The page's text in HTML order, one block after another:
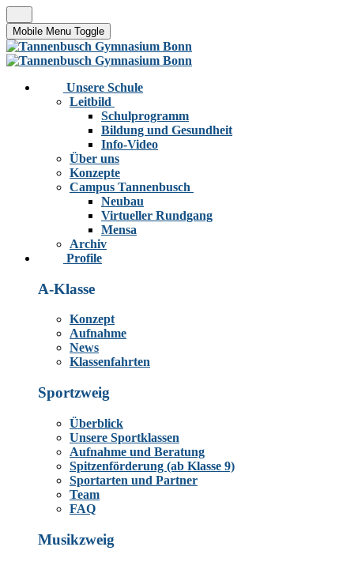
Mobile Menu Toggle
Unsere Schule
Leitbild
Schulprogramm
Bildung und Gesundheit
Info-Video
Über uns
Konzepte
Campus Tannenbusch
Neubau
Virtueller Rundgang
Mensa
Archiv
Profile
A-Klasse
Konzept
Aufnahme
News
Klassenfahrten
Sportzweig
Überblick
Unsere Sportklassen
Aufnahme und Beratung
Spitzenförderung (ab Klasse 9)
Sportarten und Partner
Team
FAQ
Musikzweig